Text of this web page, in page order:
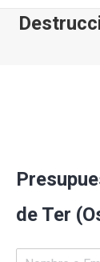
de Ter